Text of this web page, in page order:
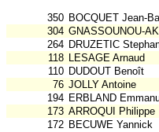
350 BOCQUET Jean-
304 GNASSOUNOU-
264 DRUZETIC
118 LESAGE Arnaud
110 DUDOUT Benoît
76 JOLLY Antoine
194 ERBLAND
173 ARROQUI Philippe
172 BECUWE Yannick